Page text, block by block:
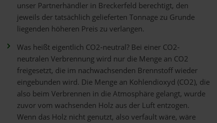
unser Partnerhändler in Breckerfeld berechtigt, den
jeweils der tatsächlich gelieferten Tonnage zu Grunde
liegenden höheren Preis zu verlangen.
Was heißt eigentlich CO2-neutral? Bei einer CO2-
neutralen Verbrennung wird nur die Menge an CO2
freigesetzt, die im nachwachsenden Brennstoff wieder
eingebunden wird. Die Menge an Kohlendioxyd (CO2), die
also beim Verbrennen in die Atmosphäre gelangt, wurde
zuvor vom wachsenden Holz aus der Luft entzogen.
Wenn das Holz nicht genutzt, also verfault wäre, wäre